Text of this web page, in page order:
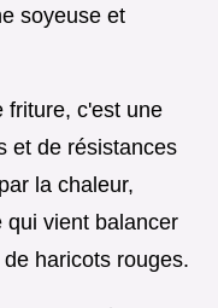
soyeuse et
friture, c'est une
et de résistances
la chaleur,
qui vient balancer
haricots rouges.